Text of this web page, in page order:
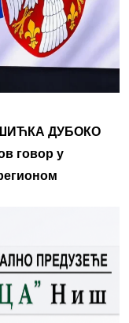
ДУБОКО
говор у